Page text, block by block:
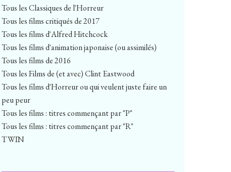
Tous les Classiques de l'Horreur
Tous les films critiqués de 2017
Tous les films d'Alfred Hitchcock
Tous les films d'animation japonaise (ou assimilés)
Tous les films de 2016
Tous les Films de (et avec) Clint Eastwood
Tous les films d'Horreur ou qui veulent juste faire un
peu peur
Tous les films : titres commençant par "P"
Tous les films : titres commençant par "R"
TWIN